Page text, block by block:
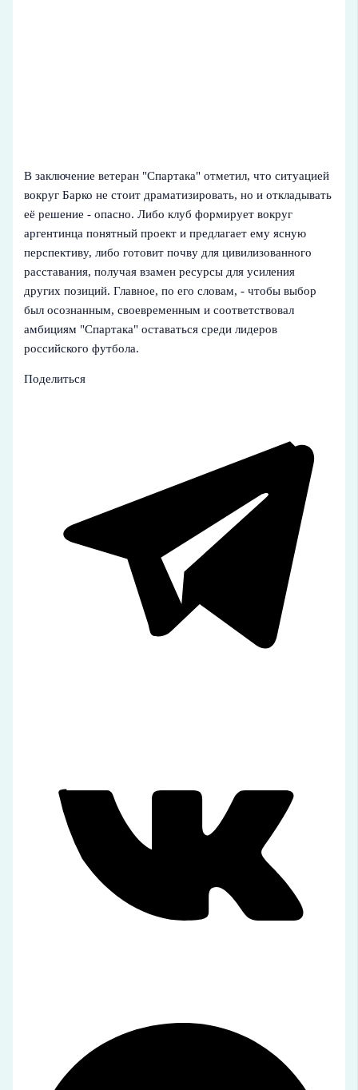
В заключение ветеран "Спартака" отметил, что ситуацией
вокруг Барко не стоит драматизировать, но и откладывать
её решение - опасно. Либо клуб формирует вокруг
аргентинца понятный проект и предлагает ему ясную
перспективу, либо готовит почву для цивилизованного
расставания, получая взамен ресурсы для усиления
других позиций. Главное, по его словам, - чтобы выбор
был осознанным, своевременным и соответствовал
амбициям "Спартака" оставаться среди лидеров
российского футбола.
Поделиться